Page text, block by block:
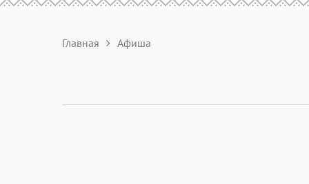
Главная Афиша